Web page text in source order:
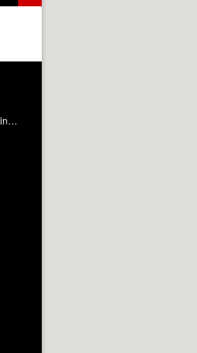
Degradation gives, as a result, the loss of the physicochemical properties of a given polymer material. The thermal analysis raises as an adequate tool for analysing and determining the results of polymer degradation, especially in terms of thermal and mechanical stability and crystalline morphology. Ribes Greus, MD.; Gil Castell, Ó. (2020). Degradation and thermal analysis of polymers. https://riunet.upv.es/handle/10251/146514 DER